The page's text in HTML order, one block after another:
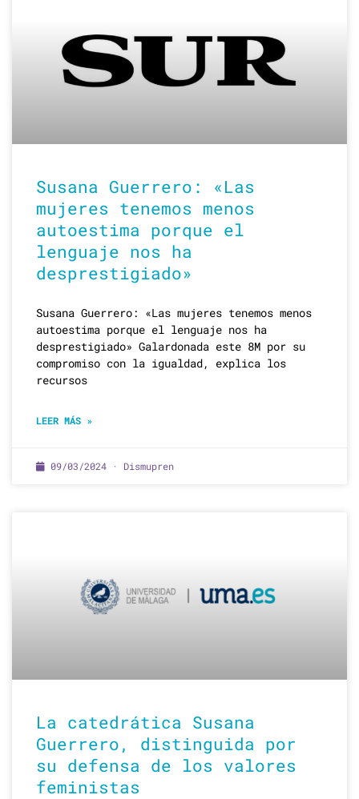
Susana Guerrero: «Las
mujeres tenemos menos
autoestima porque el
lenguaje nos ha
desprestigiado»
Susana Guerrero: «Las mujeres tenemos menos
autoestima porque el lenguaje nos ha
desprestigiado» Galardonada este 8M por su
compromiso con la igualdad, explica los
recursos
LEER MÁS »
09/03/2024 · Dismupren
La catedrática Susana
Guerrero, distinguida por
su defensa de los valores
feministas